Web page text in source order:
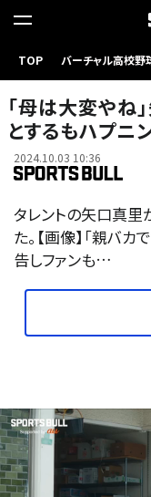
TOP バーチャル高校野
「母は大変やね
とするもハプニ
2024.10.03 10:36
タレントの矢口真里
た。【画像】「親バ
告しファンも…